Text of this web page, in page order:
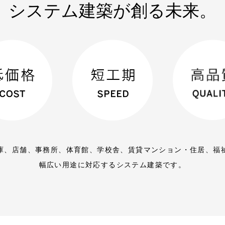
システム建築が創る未来。
、店舗、事務所、体育館、学校舎、賃貸マンション・住居、福
幅広い用途に対応するシステム建築です。